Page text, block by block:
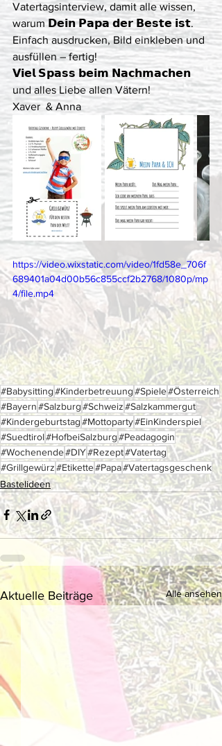
Vatertagsinterview, damit alle wissen,
warum 𝗗𝗲𝗶𝗻 𝗣𝗮𝗽𝗮 𝗱𝗲𝗿 𝗕𝗲𝘀𝘁𝗲 𝗶𝘀𝘁.
Einfach ausdrucken, Bild einkleben und
ausfüllen – fertig!
𝗩𝗶𝗲𝗹 𝗦𝗽𝗮𝘀𝘀 𝗯𝗲𝗶𝗺 𝗡𝗮𝗰𝗵𝗺𝗮𝗰𝗵𝗲𝗻
und alles Liebe allen Vätern!
Xaver  & Anna
https://video.wixstatic.com/video/1fd58e_706f
689401a04d00b56c855ccf2b2768/1080p/mp
4/file.mp4
#Babysitting#Kinderbetreuung#Spiele#Österreich
#Bayern#Salzburg#Schweiz#Salzkammergut
#Kindergeburtstag#Mottoparty#EinKinderspiel
#Suedtirol#HofbeiSalzburg#Peadagogin
#Wochenende#DIY#Rezept#Vatertag
#Grillgewürz#Etikette#Papa#Vatertagsgeschenk
Bastelideen
Aktuelle Beiträge Alle ansehen